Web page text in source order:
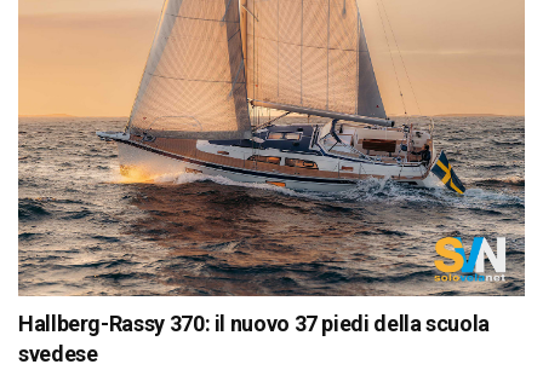
Hallberg-Rassy 370: il nuovo 37 piedi della scuola
svedese